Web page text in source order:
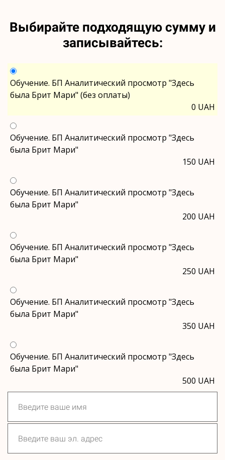
Выбирайте подходящую сумму и
записывайтесь:
Обучение. БП Аналитический просмотр "Здесь
была Брит Мари" (без оплаты)
0 UAH
Обучение. БП Аналитический просмотр "Здесь
была Брит Мари"
150 UAH
Обучение. БП Аналитический просмотр "Здесь
была Брит Мари"
200 UAH
Обучение. БП Аналитический просмотр "Здесь
была Брит Мари"
250 UAH
Обучение. БП Аналитический просмотр "Здесь
была Брит Мари"
350 UAH
Обучение. БП Аналитический просмотр "Здесь
была Брит Мари"
500 UAH